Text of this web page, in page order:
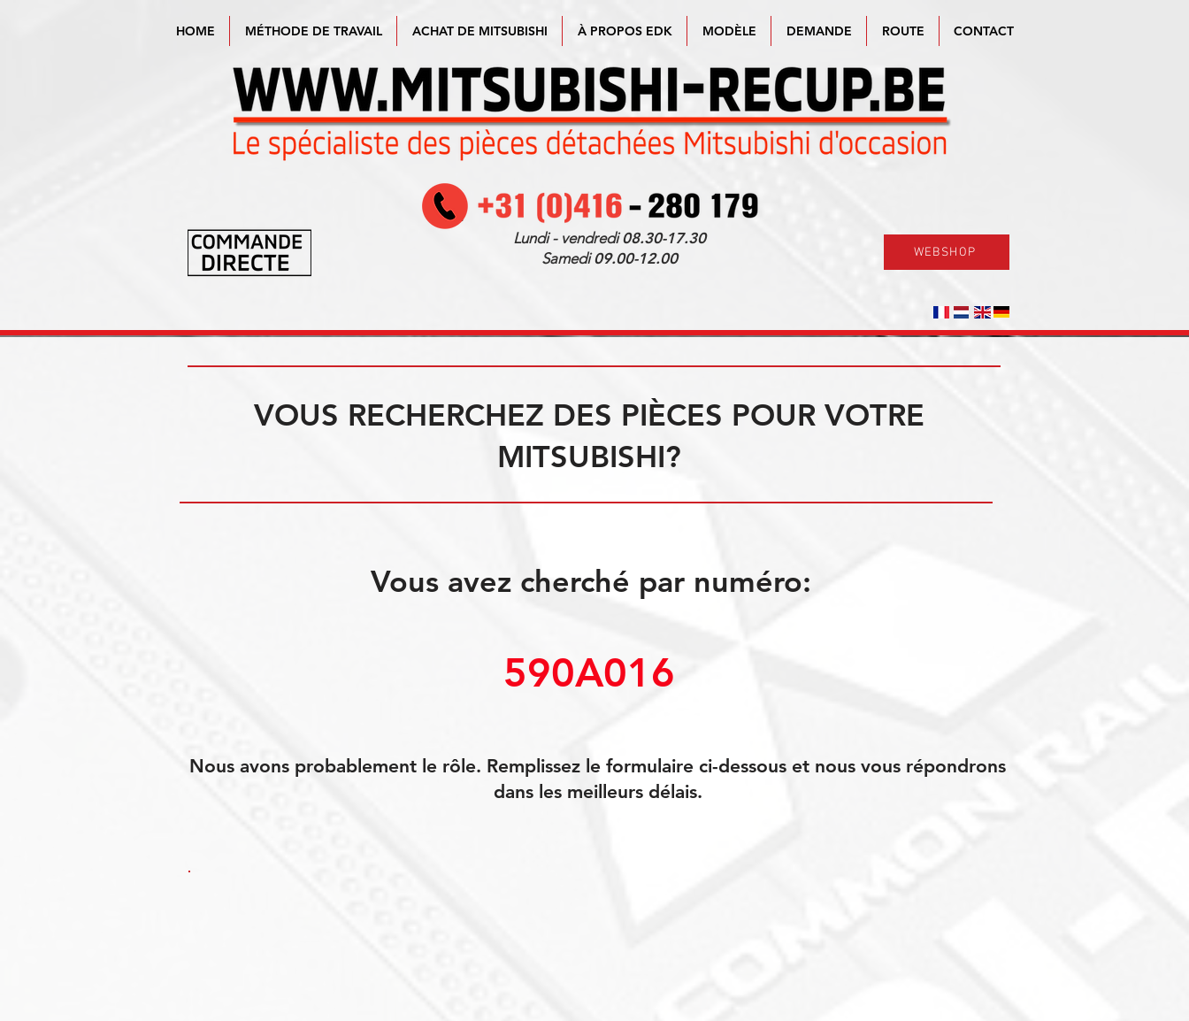
HOME MÉTHODE DE TRAVAIL ACHAT DE MITSUBISHI À PROPOS EDK MODÈLE DEMANDE ROUTE CONTACT
Lundi - vendredi08.30-17.30
Samedi09.00-12.00 WEBSHOP
VOUS RECHERCHEZ DES PIÈCES POUR VOTRE
MITSUBISHI?
Vous avez cherché par numéro:
590A016
Nous avons probablement le rôle. Remplissez le formulaire ci-dessous et nous vous répondrons
dans les meilleurs délais.